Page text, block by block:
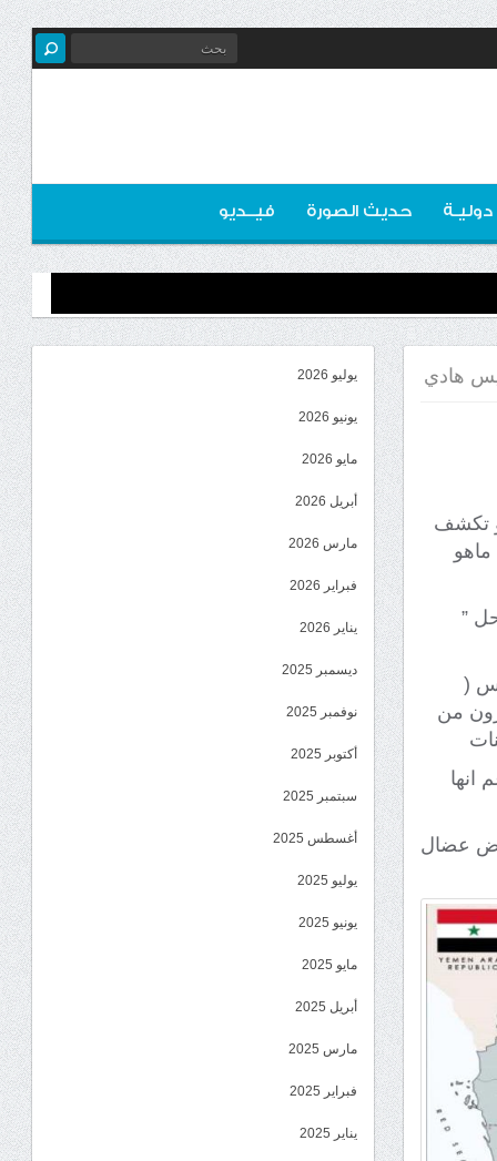
دوليـة حديث الصورة فيــديو
هادي
و تكشف
”
(
من
انها
عدة امراض عضال
يوليو 2026
يونيو 2026
مايو 2026
أبريل 2026
مارس 2026
فبراير 2026
يناير 2026
ديسمبر 2025
نوفمبر 2025
أكتوبر 2025
سبتمبر 2025
أغسطس 2025
يوليو 2025
يونيو 2025
مايو 2025
أبريل 2025
مارس 2025
فبراير 2025
يناير 2025